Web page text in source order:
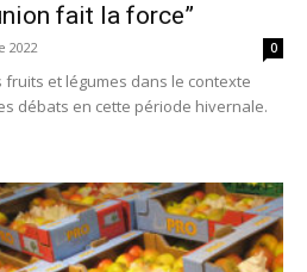
fait la force”
2022 0
et légumes dans le contexte
débats en cette période hivernale.